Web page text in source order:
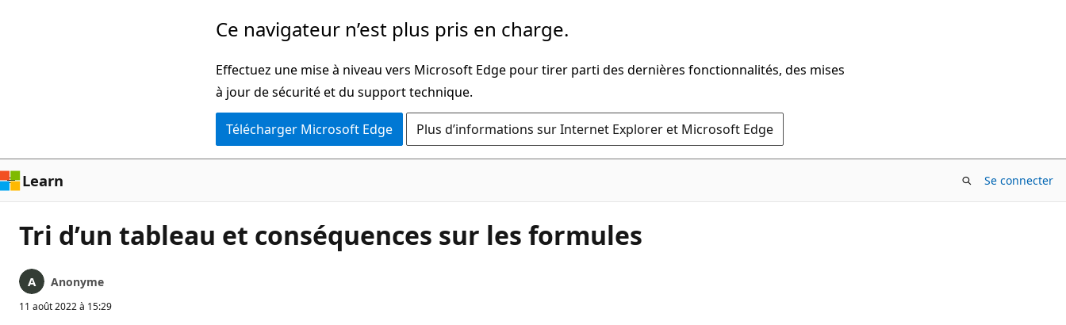
Ce navigateur n’est plus pris en charge.
Effectuez une mise à niveau vers Microsoft Edge pour tirer parti des dernières fonctionnalités, des mises
à jour de sécurité et du support technique.
Télécharger Microsoft Edge Plus d’informations sur Internet Explorer et Microsoft Edge
Learn Se connecter
Tri d’un tableau et conséquences sur les formules
Anonyme
11 août 2022 à 15:29